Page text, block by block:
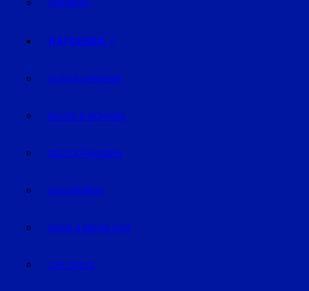
VERKEHR
RATGEBER
AUTO & VERKEHR
BAUEN & WOHNEN
GELD & FINANZEN
GESUNDHEIT
REISE & ERHOLUNG
LIFE-STYLE